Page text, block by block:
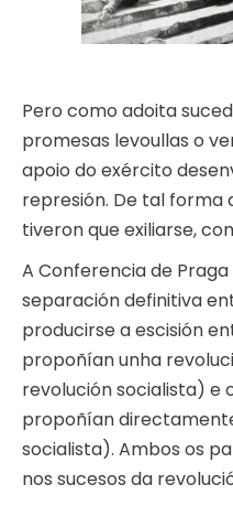
Pero como adoita
promesas levoullas o
apoio do exército
represión. De tal forma
tiveron que exiliarse,
A Conferencia de Praga
separación definitiva
producirse a escisión
propoñían unha
revolución socialista) e
propoñían
socialista). Ambos os
nos sucesos da